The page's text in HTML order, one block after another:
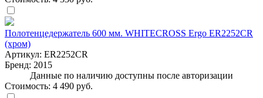
Полотенцедержатель 600 мм. WHITECROSS Ergo ER2252CR
(хром)
Артикул: ER2252CR
Бренд: 2015
Данные по наличию доступны после авторизации
Стоимость: 4 490 руб.